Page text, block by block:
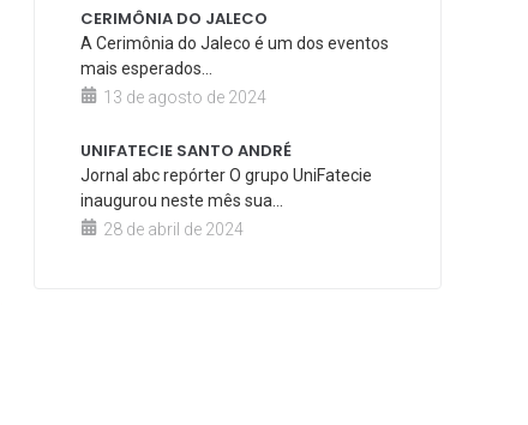
CERIMÔNIA DO JALECO
A Cerimônia do Jaleco é um dos eventos
mais esperados...
13 de agosto de 2024
UNIFATECIE SANTO ANDRÉ
Jornal abc repórter O grupo UniFatecie
inaugurou neste mês sua...
28 de abril de 2024